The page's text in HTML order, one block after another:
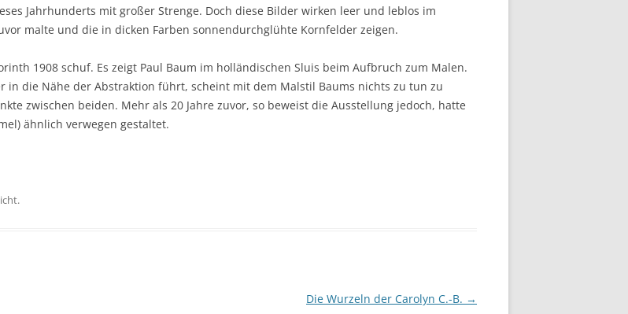
Jahrhunderts mit großer Strenge. Doch diese Bilder wirken leer und leblos im
malte und die in dicken Farben sonnendurchglühte Kornfelder zeigen.
1908 schuf. Es zeigt Paul Baum im holländischen Sluis beim Aufbruch zum Malen.
in die Nähe der Abstraktion führt, scheint mit dem Malstil Baums nichts zu tun zu
zwischen beiden. Mehr als 20 Jahre zuvor, so beweist die Ausstellung jedoch, hatte
ähnlich verwegen gestaltet.
Die Wurzeln der Carolyn C.-B. →